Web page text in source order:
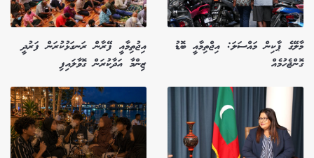
މާލޭގެ ޕާކިން މައްސަލަ: އިޖްތިމާއީ ބޮޑު
ގޮންޖެހުމެއް
އިޖުތިމާއީ ފޭރާން ރަނގަޅުކުރަން ފަރުދީ
ޒިންމާ އަދާކުރަން ގޮވާލައިފި